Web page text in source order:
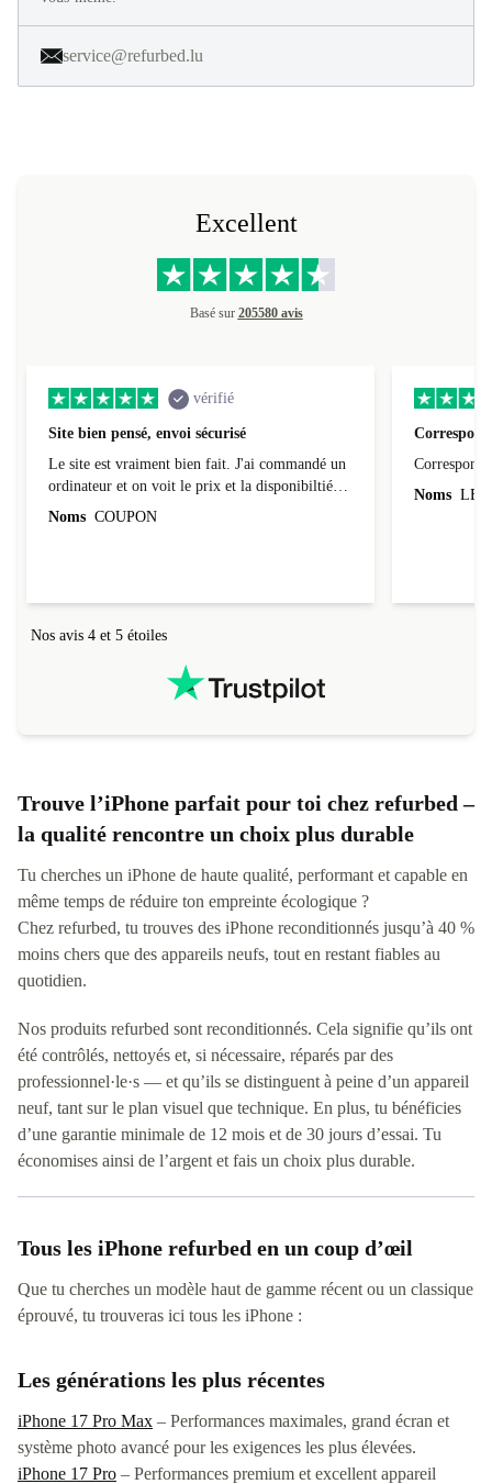
service@refurbed.lu
Excellent
Basé sur 205580 avis
vérifié
Site bien pensé, envoi sécurisé
Le site est vraiment bien fait. J'ai commandé un
ordinateur et on voit le prix et la disponibiltié
évoluer au fil des caractéristiques choisies.
Noms COUPON
Correspond
Noms LEO
Nos avis 4 et 5 étoiles
Trouve l’iPhone parfait pour toi chez refurbed –
la qualité rencontre un choix plus durable
Tu cherches un iPhone de haute qualité, performant et capable en
même temps de réduire ton empreinte écologique ?
Chez refurbed, tu trouves des iPhone reconditionnés jusqu’à 40 %
moins chers que des appareils neufs, tout en restant fiables au
quotidien.
Nos produits refurbed sont reconditionnés. Cela signifie qu’ils ont
été contrôlés, nettoyés et, si nécessaire, réparés par des
professionnel·le·s — et qu’ils se distinguent à peine d’un appareil
neuf, tant sur le plan visuel que technique. En plus, tu bénéficies
d’une garantie minimale de 12 mois et de 30 jours d’essai. Tu
économises ainsi de l’argent et fais un choix plus durable.
Tous les iPhone refurbed en un coup d’œil
Que tu cherches un modèle haut de gamme récent ou un classique
éprouvé, tu trouveras ici tous les iPhone :
Les générations les plus récentes
iPhone 17 Pro Max – Performances maximales, grand écran et
système photo avancé pour les exigences les plus élevées.
iPhone 17 Pro – Performances premium et excellent appareil